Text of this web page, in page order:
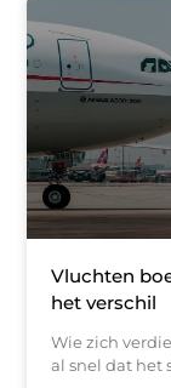
Vluchten
het verschil
Wie zich
al snel dat het